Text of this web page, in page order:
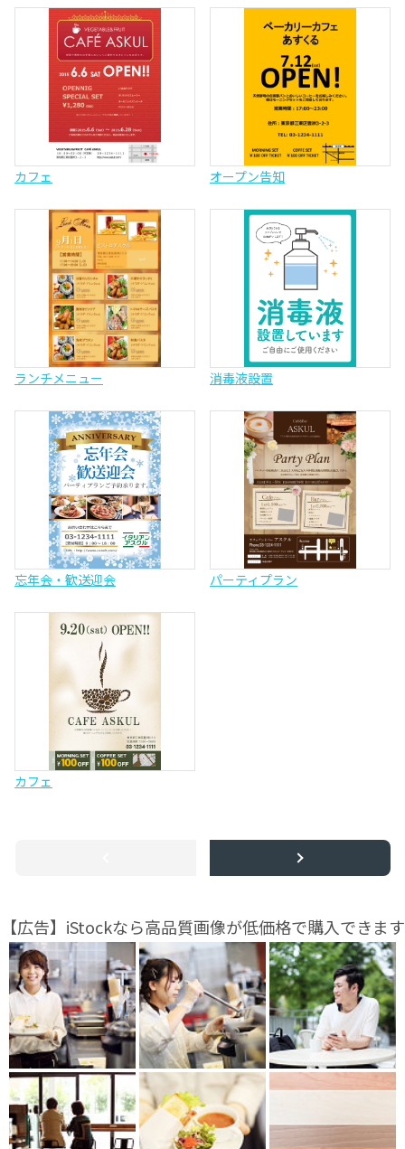
カフェ オープン告知
ランチメニュー 消毒液設置
忘年会・歓送迎会 パーティプラン
カフェ
【広告】iStockなら高品質画像が低価格で購入できます